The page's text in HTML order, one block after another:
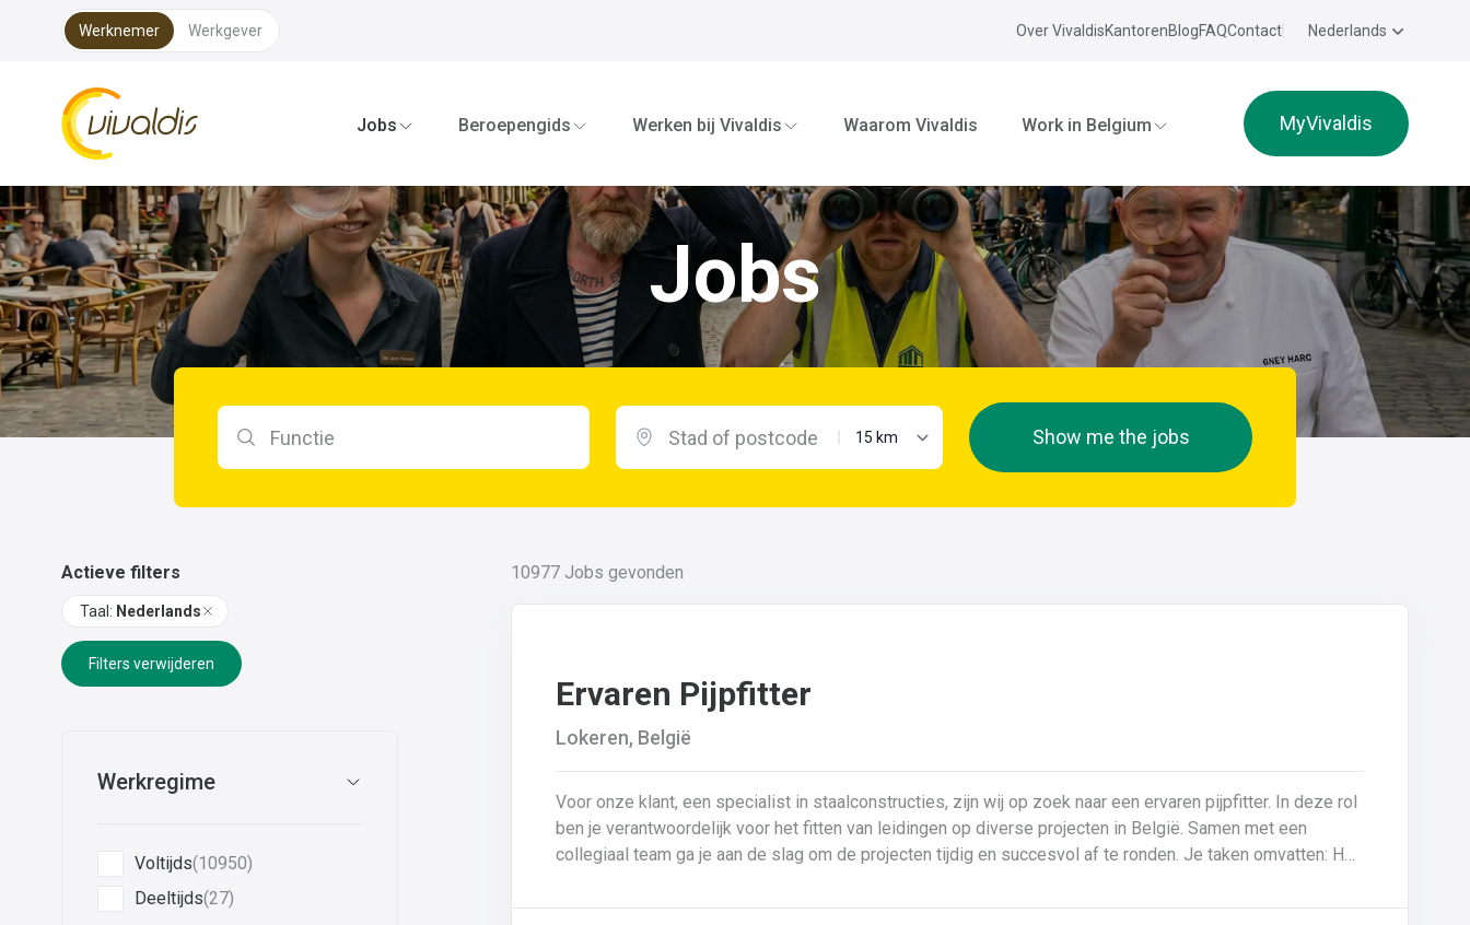
Werknemer Werkgever Over VivaldisKantorenBlogFAQContact Nederlands
Vivaldis Interim
Jobs
Beroepengids Werken bij Vivaldis Waarom Vivaldis Work in Belgium MyVivaldis
Jobs
Zoeken op functie maximale afstand Show me the jobs
Actieve filters
Taal : Nederlands
Filters verwijderen
Werkregime
Voltijds(10950)
Deeltijds(27)
10977 Jobs gevonden
Ervaren Pijpfitter
Lokeren, België
Voor onze klant, een specialist in staalconstructies, zijn wij op zoek naar een ervaren pijpfitter. In deze rol
ben je verantwoordelijk voor het fitten van leidingen op diverse projecten in België. Samen met een
collegiaal team ga je aan de slag om de projecten tijdig en succesvol af te ronden. Je taken omvatten: Het
van leidingen in samenwerking met je collega’s.Basisonderhoud aan machines en installaties.Kritische